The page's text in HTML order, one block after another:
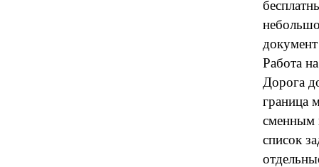
Работа
Дорога
граница
сменным
список